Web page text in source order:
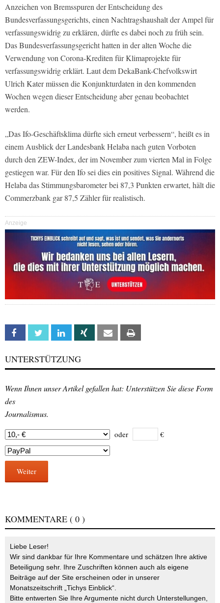
Anzeichen von Bremsspuren der Entscheidung des
Bundesverfassungsgerichts, einen Nachtragshaushalt der Ampel für
verfassungswidrig zu erklären, dürfte es dabei noch zu früh sein.
Das Bundesverfassungsgericht hatten in der alten Woche die
Verwendung von Corona-Krediten für Klimaprojekte für
verfassungswidrig erklärt. Laut dem DekaBank-Chefvolkswirt
Ulrich Kater müssen die Konjunkturdaten in den kommenden
Wochen wegen dieser Entscheidung aber genau beobachtet
werden.
„Das Ifo-Geschäftsklima dürfte sich erneut verbessern“, heißt es in
einem Ausblick der Landesbank Helaba nach guten Vorboten
durch den ZEW-Index, der im November zum vierten Mal in Folge
gestiegen war. Für den Ifo sei dies ein positives Signal. Während die
Helaba das Stimmungsbarometer bei 87,3 Punkten erwartet, hält die
Commerzbank gar 87,5 Zähler für realistisch.
Anzeige
Facebook Twitter Linkedin Xing Email
UNTERSTÜTZUNG
Wenn Ihnen unser Artikel gefallen hat: Unterstützen Sie diese Form
des
Journalismus.
oder €
Weiter
KOMMENTARE ( 0 )
Liebe Leser!
Wir sind dankbar für Ihre Kommentare und schätzen Ihre aktive
Beteiligung sehr. Ihre Zuschriften können auch als eigene
Beiträge auf der Site erscheinen oder in unserer
Monatszeitschrift „Tichys Einblick“.
Bitte entwerten Sie Ihre Argumente nicht durch Unterstellungen,